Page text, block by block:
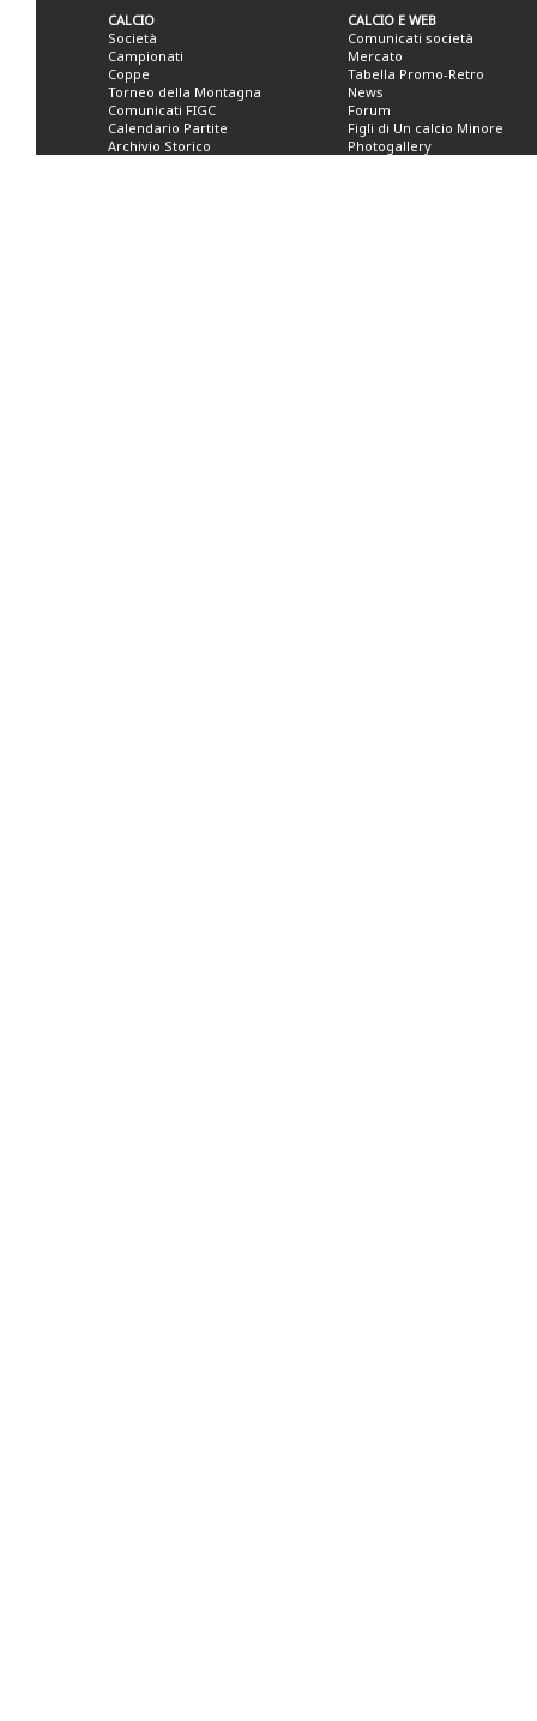
CALCIO
Società
Campionati
Coppe
Torneo della Montagna
Comunicati FIGC
Calendario Partite
Archivio Storico
CALCIO E WEB
Comunicati società
Mercato
Tabella Promo-Retro
News
Forum
Figli di Un calcio Minore
Photogallery